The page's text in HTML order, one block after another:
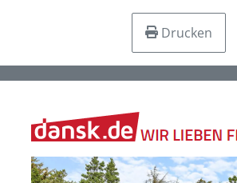
Drucken